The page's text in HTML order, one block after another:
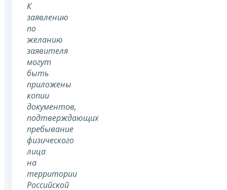
К
заявлению
по
желанию
заявителя
могут
быть
приложены
копии
документов,
подтверждающих
пребывание
физического
лица
на
территории
Российской